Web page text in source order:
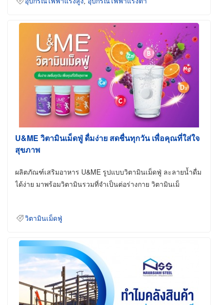
U&ME วิตามินเม็ดฟู่ ดื่มง่าย สดชื่นทุกวัน เพื่อคุณที่ใส่ใจ
สุขภาพ
ผลิตภัณฑ์เสริมอาหาร U&ME รูปแบบวิตามินเม็ดฟู่ ละลายน้ำดื่ม
ได้ง่าย มาพร้อมวิตามินรวมที่จำเป็นต่อร่างกาย วิตามินเม็
วิตามินเม็ดฟู่